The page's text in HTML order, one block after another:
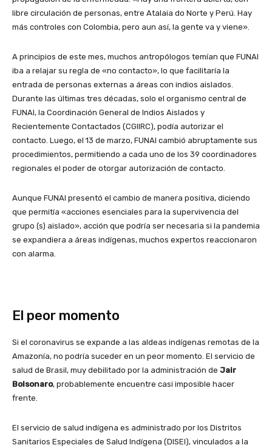
libre circulación de personas, entre Atalaia do Norte y Perú. Hay
más controles con Colombia, pero aun así, la gente va y viene».
A principios de este mes, muchos antropólogos temían que FUNAI
iba a relajar su regla de «no contacto», lo que facilitaría la
entrada de personas externas a áreas con indios aislados.
Durante las últimas tres décadas, solo el organismo central de
FUNAI, la Coordinación General de Indios Aislados y
Recientemente Contactados (CGIIRC), podía autorizar el
contacto. Luego, el 13 de marzo, FUNAI cambió abruptamente sus
procedimientos, permitiendo a cada uno de los 39 coordinadores
regionales el poder de otorgar autorización de contacto.
Aunque FUNAI presentó el cambio de manera positiva, diciendo
que permitía «acciones esenciales para la supervivencia del
grupo (s) aislado», acción que podría ser necesaria si la pandemia
se expandiera a áreas indígenas, muchos expertos reaccionaron
con alarma.
El peor momento
Si el coronavirus se expande a las aldeas indígenas remotas de la
Amazonía, no podría suceder en un peor momento. El servicio de
salud de Brasil, muy debilitado por la administración de Jair
Bolsonaro, probablemente encuentre casi imposible hacer
frente.
El servicio de salud indígena es administrado por los Distritos
Sanitarios Especiales de Salud Indígena (DISEI), vinculados a la